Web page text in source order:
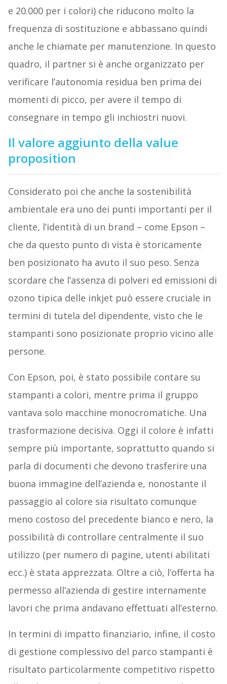
e 20.000 per i colori) che riducono molto la
frequenza di sostituzione e abbassano quindi
anche le chiamate per manutenzione. In questo
quadro, il partner si è anche organizzato per
verificare l’autonomia residua ben prima dei
momenti di picco, per avere il tempo di
consegnare in tempo gli inchiostri nuovi.
Il valore aggiunto della value
proposition
Considerato poi che anche la sostenibilità
ambientale era uno dei punti importanti per il
cliente, l’identità di un brand – come Epson –
che da questo punto di vista è storicamente
ben posizionato ha avuto il suo peso. Senza
scordare che l’assenza di polveri ed emissioni di
ozono tipica delle inkjet può essere cruciale in
termini di tutela del dipendente, visto che le
stampanti sono posizionate proprio vicino alle
persone.
Con Epson, poi, è stato possibile contare su
stampanti a colori, mentre prima il gruppo
vantava solo macchine monocromatiche. Una
trasformazione decisiva. Oggi il colore è infatti
sempre più importante, soprattutto quando si
parla di documenti che devono trasferire una
buona immagine dell’azienda e, nonostante il
passaggio al colore sia risultato comunque
meno costoso del precedente bianco e nero, la
possibilità di controllare centralmente il suo
utilizzo (per numero di pagine, utenti abilitati
ecc.) è stata apprezzata. Oltre a ciò, l’offerta ha
permesso all’azienda di gestire internamente
lavori che prima andavano effettuati all’esterno.
In termini di impatto finanziario, infine, il costo
di gestione complessivo del parco stampanti è
risultato particolarmente competitivo rispetto